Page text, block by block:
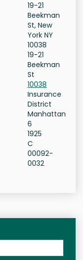
19-21
Beekman
St, New
York NY
10038
19-21
Beekman
St
10038
Insurance
District
Manhattan
6
1925
C
00092-
0032